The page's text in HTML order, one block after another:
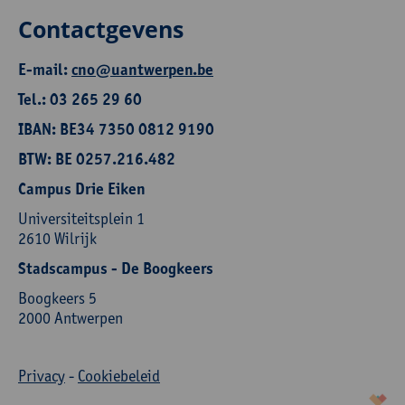
Contactgevens
E-mail:cno@uantwerpen.be
Tel.: 03 265 29 60
IBAN: BE34 7350 0812 9190
BTW: BE 0257.216.482
Campus Drie Eiken
Universiteitsplein 1
2610 Wilrijk
Stadscampus - De Boogkeers
Boogkeers 5
2000 Antwerpen
Privacy- Cookiebeleid
korazon.be